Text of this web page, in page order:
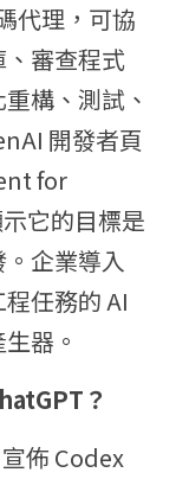
代理，可協
審查程式
構、測試、
開發者頁
for
它的目標是
企業導入
任務的 AI
器。
？
佈 Codex